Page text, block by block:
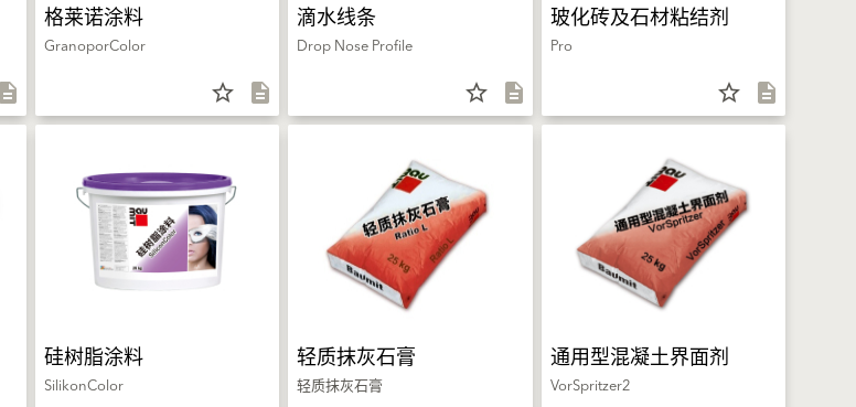
description
格莱诺涂料
GranoporColor
star_border description
滴水线条
Drop Nose Profile
star_border description
玻化砖及石材粘结剂
Pro
star_border description
硅树脂涂料
SilikonColor
轻质抹灰石膏
轻质抹灰石膏
通用型混凝土界面剂
VorSpritzer2